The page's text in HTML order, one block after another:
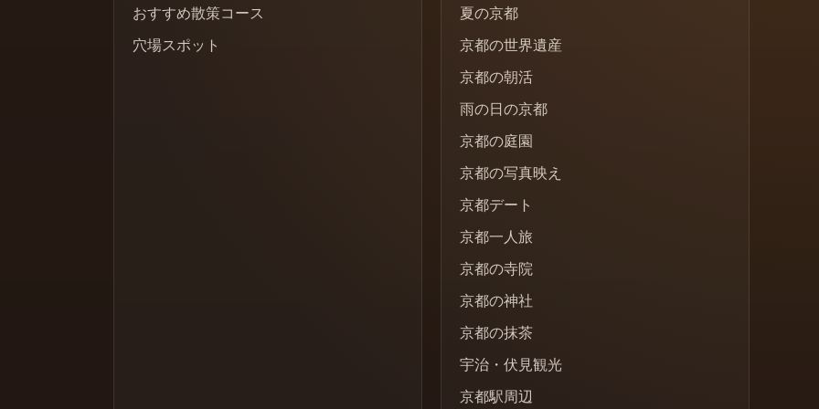
おすすめ散策コース
穴場スポット
夏の京都
京都の世界遺産
京都の朝活
雨の日の京都
京都の庭園
京都の写真映え
京都デート
京都一人旅
京都の寺院
京都の神社
京都の抹茶
宇治・伏見観光
京都駅周辺